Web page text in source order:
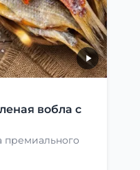
вобла с
премиального